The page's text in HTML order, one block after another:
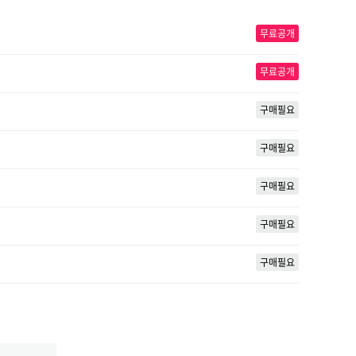
무료공개
무료공개
구매필요
구매필요
구매필요
구매필요
구매필요